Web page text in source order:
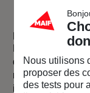
Le plastique :
Le plastique est
d’invention qui
monde, comme
internet. Il a
Nous utilisons
proposer des
des tests pour